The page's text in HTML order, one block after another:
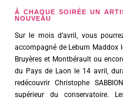
À CHAQUE SOIRÉE UN
NOUVEAU
Sur le mois d’avril, vous
accompagné de Leburn Maddox
Bruyères et Montbérault ou
du Pays de Laon le 14 avril,
redécouvrir Christophe
supérieur du conservatoire.